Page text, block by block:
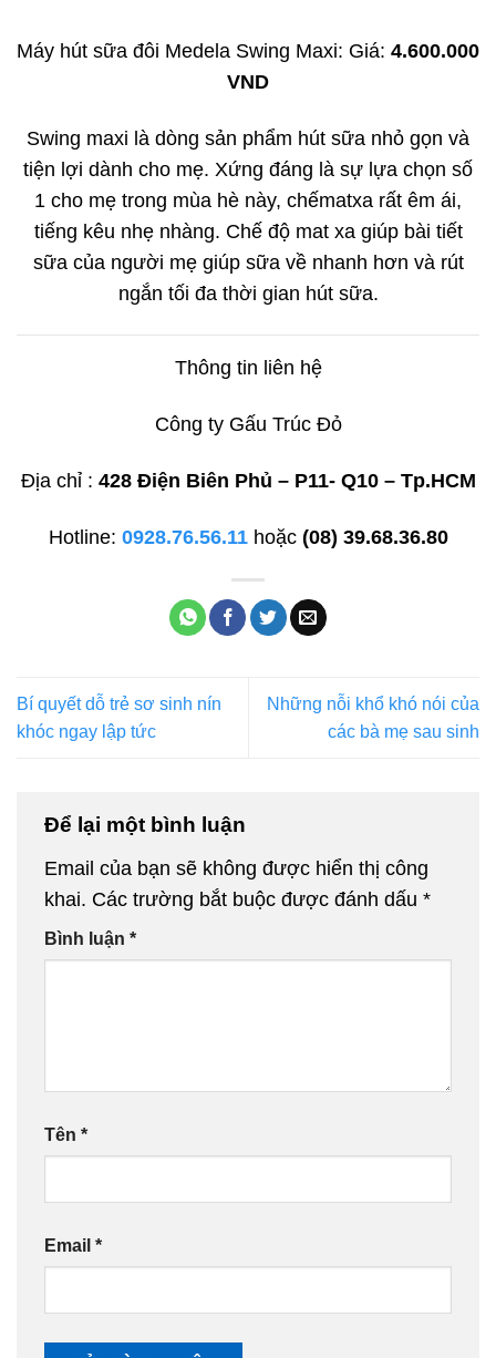
Máy hút sữa đôi Medela Swing Maxi: Giá: 4.600.000
VND
Swing maxi là dòng sản phẩm hút sữa nhỏ gọn và
tiện lợi dành cho mẹ. Xứng đáng là sự lựa chọn số
1 cho mẹ trong mùa hè này, chếmatxa rất êm ái,
tiếng kêu nhẹ nhàng. Chế độ mat xa giúp bài tiết
sữa của người mẹ giúp sữa về nhanh hơn và rút
ngắn tối đa thời gian hút sữa.
Thông tin liên hệ
Công ty Gấu Trúc Đỏ
Địa chỉ : 428 Điện Biên Phủ – P11- Q10 – Tp.HCM
Hotline: 0928.76.56.11hoặc (08) 39.68.36.80
Bí quyết dỗ trẻ sơ sinh nín
khóc ngay lập tức
Những nỗi khổ khó nói của
các bà mẹ sau sinh
Để lại một bình luận
Email của bạn sẽ không được hiển thị công
khai. Các trường bắt buộc được đánh dấu *
Bình luận *
Tên *
Email *